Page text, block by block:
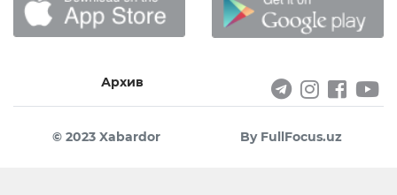
Архив
© 2023 Xabardor By FullFocus.uz